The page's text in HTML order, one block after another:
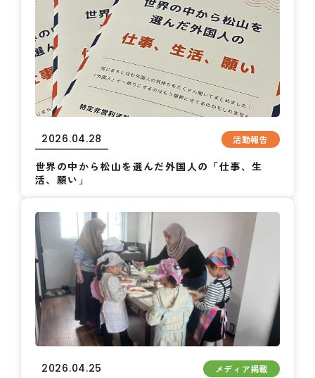
2026.04.28 活動報告
世界の中から松山を選んだ外国人の「仕事、生
活、願い」
2026.04.25 メディア掲載